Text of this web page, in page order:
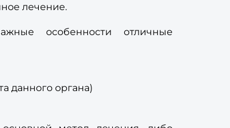
лечение.
особенности отличные
данного органа)